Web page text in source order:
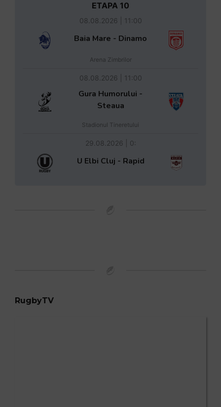
ETAPA 10
08.08.2026 | 11:00
Baia Mare - Dinamo
Arena Zimbrilor
08.08.2026 | 11:00
Gura Humorului -
Steaua
Stadionul Tineretului
29.08.2026 | 0:
U Elbi Cluj - Rapid
RugbyTV